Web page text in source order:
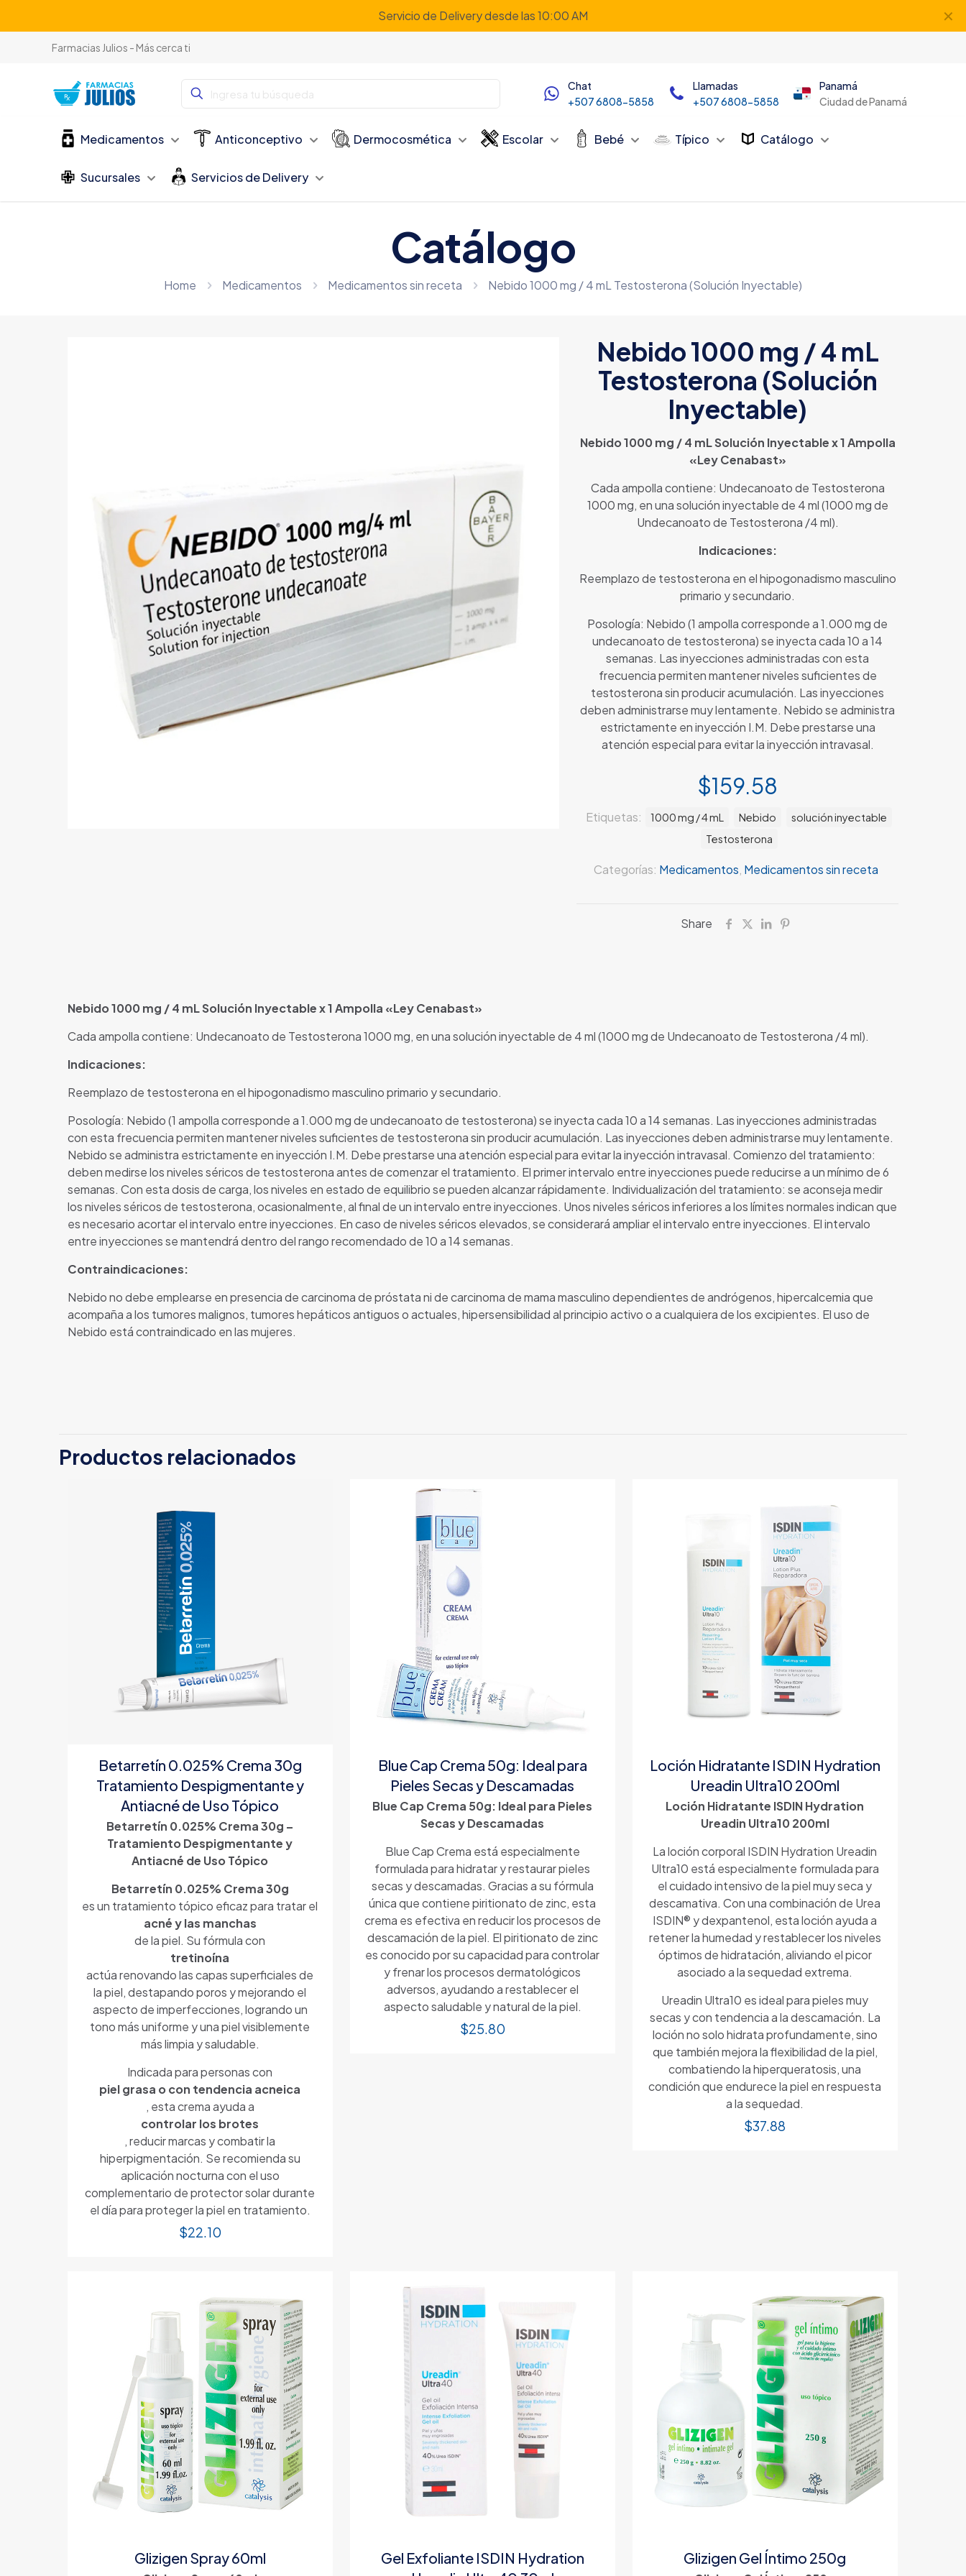
Servicio de Delivery desde las 10:00 AM ✕
Farmacias Julios - Más cerca ti
Chat
+507 6808-5858
Llamadas
+507 6808-5858
Panamá
Ciudad de Panamá
Medicamentos Anticonceptivo Dermocosmética Escolar Bebé Típico Catálogo
Sucursales Servicios de Delivery
Catálogo
Home Medicamentos Medicamentos sin receta Nebido 1000 mg / 4 mL Testosterona (Solución Inyectable)
Nebido 1000 mg / 4 mL
Testosterona (Solución
Inyectable)
Nebido 1000 mg / 4 mL Solución Inyectable x 1 Ampolla
«Ley Cenabast»
Cada ampolla contiene: Undecanoato de Testosterona
1000 mg, en una solución inyectable de 4 ml (1000 mg de
Undecanoato de Testosterona /4 ml).
Indicaciones:
Reemplazo de testosterona en el hipogonadismo masculino
primario y secundario.
Posología: Nebido (1 ampolla corresponde a 1.000 mg de
undecanoato de testosterona) se inyecta cada 10 a 14
semanas. Las inyecciones administradas con esta
frecuencia permiten mantener niveles suficientes de
testosterona sin producir acumulación. Las inyecciones
deben administrarse muy lentamente. Nebido se administra
estrictamente en inyección I.M. Debe prestarse una
atención especial para evitar la inyección intravasal.
$159.58
Categorías: Medicamentos Medicamentos sin receta
Etiquetas: 1000 mg / 4 mL Nebido
solución inyectable
Testosterona
Share
Nebido 1000 mg / 4 mL Solución Inyectable x 1 Ampolla «Ley Cenabast»
Cada ampolla contiene: Undecanoato de Testosterona 1000 mg, en una solución inyectable de 4 ml (1000 mg de Undecanoato de Testosterona /4 ml).
Indicaciones:
Reemplazo de testosterona en el hipogonadismo masculino primario y secundario.
Posología: Nebido (1 ampolla corresponde a 1.000 mg de undecanoato de testosterona) se inyecta cada 10 a 14 semanas. Las inyecciones administradas
con esta frecuencia permiten mantener niveles suficientes de testosterona sin producir acumulación. Las inyecciones deben administrarse muy lentamente.
Nebido se administra estrictamente en inyección I.M. Debe prestarse una atención especial para evitar la inyección intravasal. Comienzo del tratamiento:
deben medirse los niveles séricos de testosterona antes de comenzar el tratamiento. El primer intervalo entre inyecciones puede reducirse a un mínimo de 6
semanas. Con esta dosis de carga, los niveles en estado de equilibrio se pueden alcanzar rápidamente. Individualización del tratamiento: se aconseja medir
los niveles séricos de testosterona, ocasionalmente, al final de un intervalo entre inyecciones. Unos niveles séricos inferiores a los límites normales indican que
es necesario acortar el intervalo entre inyecciones. En caso de niveles séricos elevados, se considerará ampliar el intervalo entre inyecciones. El intervalo
entre inyecciones se mantendrá dentro del rango recomendado de 10 a 14 semanas.
Contraindicaciones:
Nebido no debe emplearse en presencia de carcinoma de próstata ni de carcinoma de mama masculino dependientes de andrógenos, hipercalcemia que
acompaña a los tumores malignos, tumores hepáticos antiguos o actuales, hipersensibilidad al principio activo o a cualquiera de los excipientes. El uso de
Nebido está contraindicado en las mujeres.
Productos relacionados
Betarretín 0.025% Crema 30g
Tratamiento Despigmentante y
Antiacné de Uso Tópico
Betarretín 0.025% Crema 30g –
Tratamiento Despigmentante y
Antiacné de Uso Tópico
Betarretín 0.025% Crema 30g
es un tratamiento tópico eficaz para tratar el
acné y las manchas
de la piel. Su fórmula con
tretinoína
actúa renovando las capas superficiales de
la piel, destapando poros y mejorando el
aspecto de imperfecciones, logrando un
tono más uniforme y una piel visiblemente
más limpia y saludable.
Indicada para personas con
piel grasa o con tendencia acneica
, esta crema ayuda a
controlar los brotes
, reducir marcas y combatir la
hiperpigmentación. Se recomienda su
aplicación nocturna con el uso
complementario de protector solar durante
el día para proteger la piel en tratamiento.
$22.10
Blue Cap Crema 50g: Ideal para
Pieles Secas y Descamadas
Blue Cap Crema 50g: Ideal para Pieles
Secas y Descamadas
Blue Cap Crema está especialmente
formulada para hidratar y restaurar pieles
secas y descamadas. Gracias a su fórmula
única que contiene piritionato de zinc, esta
crema es efectiva en reducir los procesos de
descamación de la piel. El piritionato de zinc
es conocido por su capacidad para controlar
y frenar los procesos dermatológicos
adversos, ayudando a restablecer el
aspecto saludable y natural de la piel.
$25.80
Loción Hidratante ISDIN Hydration
Ureadin Ultra10 200ml
Loción Hidratante ISDIN Hydration
Ureadin Ultra10 200ml
La loción corporal ISDIN Hydration Ureadin
Ultra10 está especialmente formulada para
el cuidado intensivo de la piel muy seca y
descamativa. Con una combinación de Urea
ISDIN® y dexpantenol, esta loción ayuda a
retener la humedad y restablecer los niveles
óptimos de hidratación, aliviando el picor
asociado a la sequedad extrema.
Ureadin Ultra10 es ideal para pieles muy
secas y con tendencia a la descamación. La
loción no solo hidrata profundamente, sino
que también mejora la flexibilidad de la piel,
combatiendo la hiperqueratosis, una
condición que endurece la piel en respuesta
a la sequedad.
$37.88
Glizigen Spray 60ml
Gel Exfoliante ISDIN Hydration
Glizigen Gel Íntimo 250g